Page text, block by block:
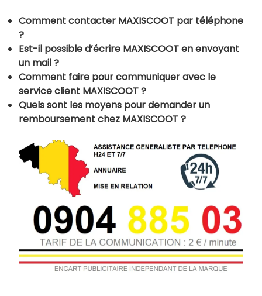
Comment contacter MAXISCOOT par téléphone
?
Est-il possible d’écrire MAXISCOOT en envoyant
un mail ?
Comment faire pour communiquer avec le
service client MAXISCOOT ?
Quels sont les moyens pour demander un
remboursement chez MAXISCOOT ?